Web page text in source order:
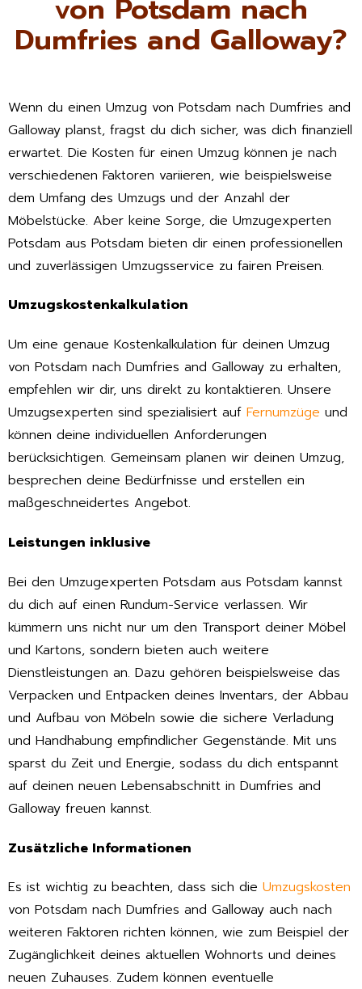
von Potsdam nach
Dumfries and Galloway?
Wenn du einen Umzug von Potsdam nach Dumfries and
Galloway planst, fragst du dich sicher, was dich finanziell
erwartet. Die Kosten für einen Umzug können je nach
verschiedenen Faktoren variieren, wie beispielsweise
dem Umfang des Umzugs und der Anzahl der
Möbelstücke. Aber keine Sorge, die Umzugexperten
Potsdam aus Potsdam bieten dir einen professionellen
und zuverlässigen Umzugsservice zu fairen Preisen.
Umzugskostenkalkulation
Um eine genaue Kostenkalkulation für deinen Umzug
von Potsdam nach Dumfries and Galloway zu erhalten,
empfehlen wir dir, uns direkt zu kontaktieren. Unsere
Umzugsexperten sind spezialisiert auf Fernumzüge und
können deine individuellen Anforderungen
berücksichtigen. Gemeinsam planen wir deinen Umzug,
besprechen deine Bedürfnisse und erstellen ein
maßgeschneidertes Angebot.
Leistungen inklusive
Bei den Umzugexperten Potsdam aus Potsdam kannst
du dich auf einen Rundum-Service verlassen. Wir
kümmern uns nicht nur um den Transport deiner Möbel
und Kartons, sondern bieten auch weitere
Dienstleistungen an. Dazu gehören beispielsweise das
Verpacken und Entpacken deines Inventars, der Abbau
und Aufbau von Möbeln sowie die sichere Verladung
und Handhabung empfindlicher Gegenstände. Mit uns
sparst du Zeit und Energie, sodass du dich entspannt
auf deinen neuen Lebensabschnitt in Dumfries and
Galloway freuen kannst.
Zusätzliche Informationen
Es ist wichtig zu beachten, dass sich die Umzugskosten
von Potsdam nach Dumfries and Galloway auch nach
weiteren Faktoren richten können, wie zum Beispiel der
Zugänglichkeit deines aktuellen Wohnorts und deines
neuen Zuhauses. Zudem können eventuelle